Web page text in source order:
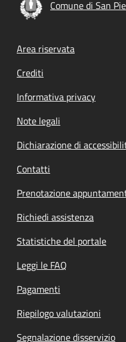
Comune di San
Footer menu
Area riservata
Crediti
Informativa privacy
Note legali
Dichiarazione di
Contatti
Prenotazione
Richiedi assistenza
Statistiche del portale
Leggi le FAQ
Pagamenti
Riepilogo valutazioni
Segnalazione disservizio